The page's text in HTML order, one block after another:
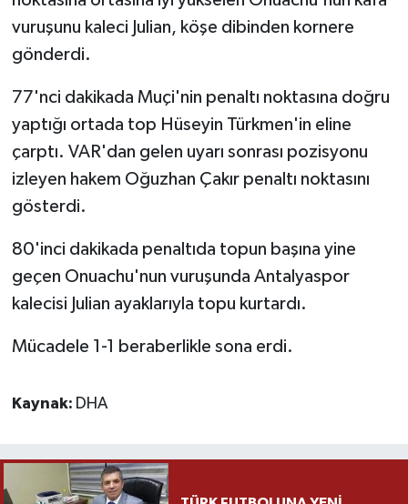
vuruşunu kaleci Julian, köşe dibinden kornere
gönderdi.
77'nci dakikada Muçi'nin penaltı noktasına doğru
yaptığı ortada top Hüseyin Türkmen'in eline
çarptı. VAR'dan gelen uyarı sonrası pozisyonu
izleyen hakem Oğuzhan Çakır penaltı noktasını
gösterdi.
80'inci dakikada penaltıda topun başına yine
geçen Onuachu'nun vuruşunda Antalyaspor
kalecisi Julian ayaklarıyla topu kurtardı.
Mücadele 1-1 beraberlikle sona erdi.
Kaynak: DHA